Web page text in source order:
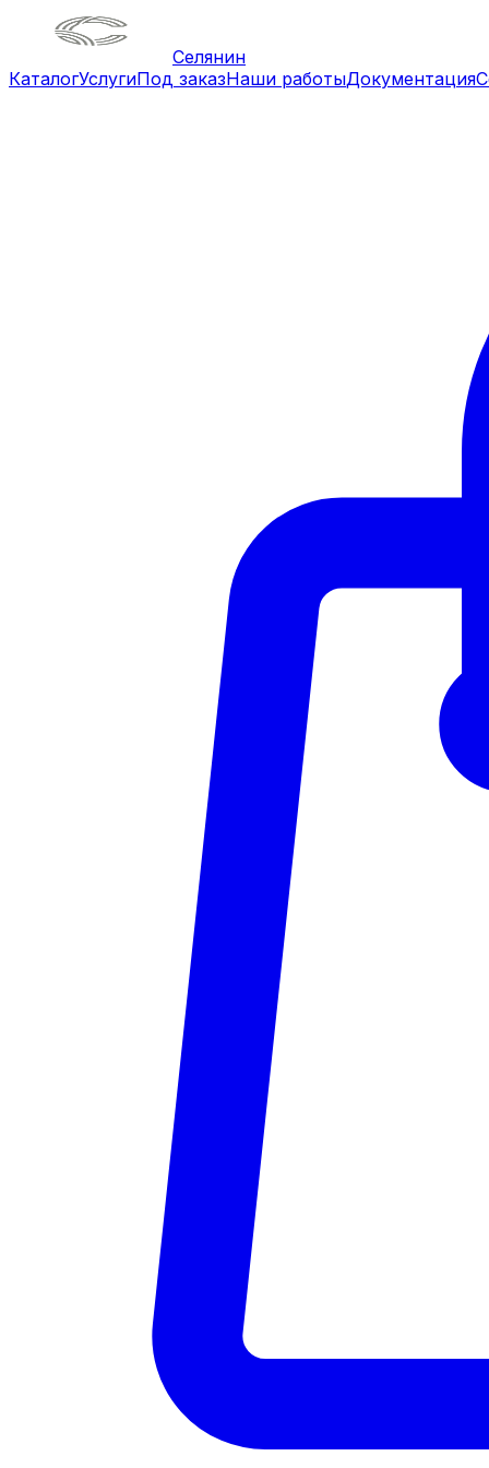
Селянин
КаталогУслугиПод заказНаши работыДокументация